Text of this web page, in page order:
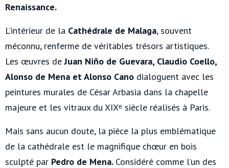
Renaissance.
L’intérieur de la Cathédrale de Malaga, souvent
méconnu, renferme de véritables trésors artistiques.
Les œuvres deJuan Niño de Guevara, Claudio Coello,
Alonso de Mena et Alonso Cano dialoguent avec les
peintures murales de César Arbasia dans la chapelle
majeure et les vitraux du XIXᵉ siècle réalisés à Paris.
Mais sans aucun doute, la pièce la plus emblématique
de la cathédrale est le magnifique chœur en bois
sculpté par Pedro de Mena. Considéré comme l’un des